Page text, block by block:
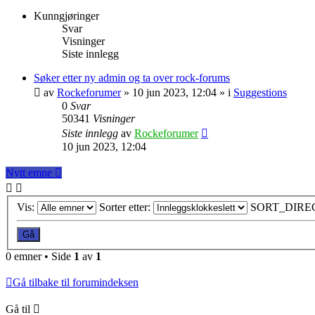
Kunngjøringer
Svar
Visninger
Siste innlegg
Søker etter ny admin og ta over rock-forums
av Rockeforumer» 10 jun 2023, 12:04 » i Suggestions
0 Svar
50341 Visninger
Siste innlegg av Rockeforumer
10 jun 2023, 12:04
Nytt emne
Vis: Sorter etter:
0 emner • Side 1 av 1
Gå tilbake til forumindeksen
Gå til